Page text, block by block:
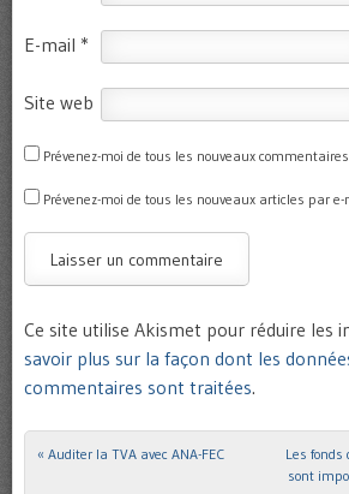
E-mail *
Site web
Prévenez-moi de tous les nouveaux
Prévenez-moi de tous les nouveaux articles par e-
Ce site utilise Akismet pour réduire les
savoir plus sur la façon dont les
commentaires sont traitées.
Post navigation
« Auditer la TVA avec ANA-FEC
Les
sont